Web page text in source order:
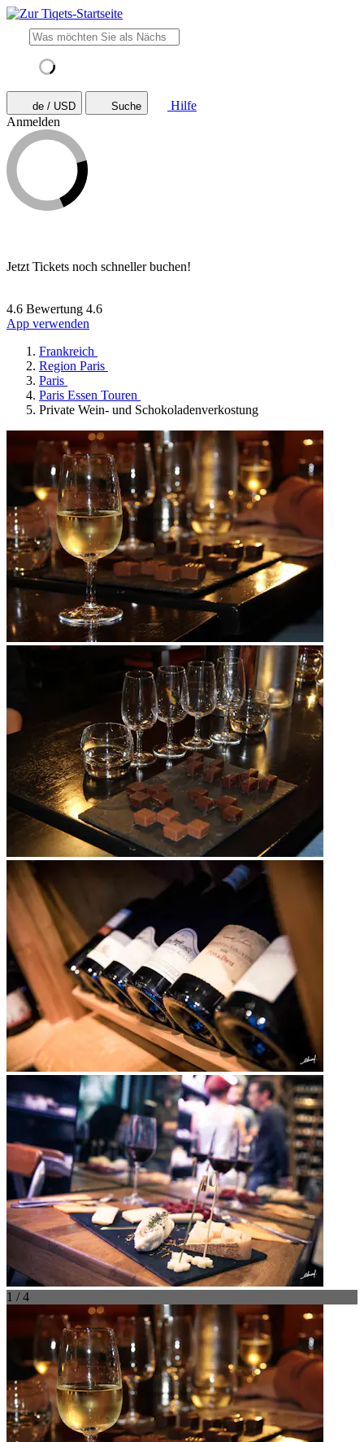
de / USD Suche
Hilfe
Anmelden
Jetzt Tickets noch schneller buchen!
4.6 Bewertung 4.6
App verwenden
Frankreich
Region Paris
Paris
Paris Essen Touren
Private Wein- und Schokoladenverkostung
1 / 4